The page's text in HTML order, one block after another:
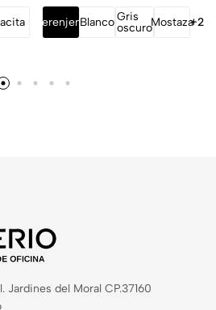
BerenjenaBlanco Gris
oscuroMostaza+2
Jardines del Moral CP.37160